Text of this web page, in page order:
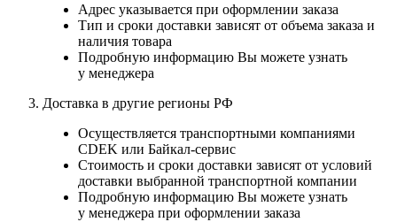
Адрес указывается при оформлении заказа
Тип и сроки доставки зависят от объема заказа и
наличия товара
Подробную информацию Вы можете узнать
у менеджера
Доставка в другие регионы РФ
Осуществляется транспортными компаниями
CDEK или Байкал-сервис
Стоимость и сроки доставки зависят от условий
доставки выбранной транспортной компании
Подробную информацию Вы можете узнать
у менеджера при оформлении заказа